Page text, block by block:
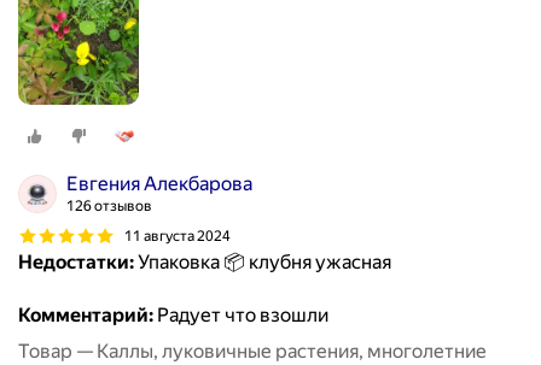
Евгения Алекбарова
126 отзывов
11 августа 2024
Недостатки:Упаковка 📦 клубня ужасная
Комментарий: Радует что взошли
Товар — Каллы, луковичные растения, многолетние